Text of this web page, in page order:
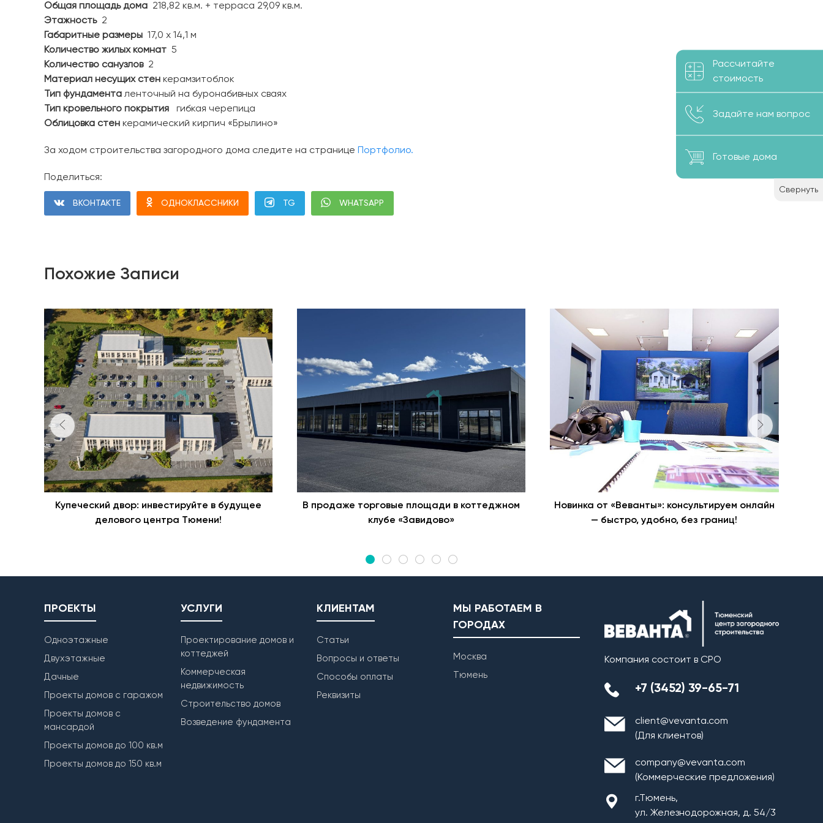
Общая площадь дома 218,82 кв.м. + терраса 29,09 кв.м.
Этажность2
Габаритные размеры 17,0 х 14,1 м
Количество жилых комнат 5
Количество санузлов2
Материал несущих стен керамзитоблок
Тип фундамента ленточный на буронабивных сваях
Тип кровельного покрытия гибкая черепица
Облицовка стен керамический кирпич «Брылино»
За ходом строительства загородного дома следите на странице Портфолио.
Поделиться:
ВКОНТАКТЕ ОДНОКЛАССНИКИ TG WHATSAPP
Похожие Записи
Купеческий двор: инвестируйте в будущее
делового центра Тюмени!
В продаже торговые площади в коттеджном
клубе «Завидово»
Новинка от «Веванты»: консультируем онлайн
— быстро, удобно, без границ!
ПРОЕКТЫ
Одноэтажные
Двухэтажные
Дачные
Проекты домов с гаражом
Проекты домов с
мансардой
Проекты домов до 100 кв.м
Проекты домов до 150 кв.м
УСЛУГИ
Проектирование домов и
коттеджей
Коммерческая
недвижимость
Строительство домов
Возведение фундамента
КЛИЕНТАМ
Статьи
Вопросы и ответы
Способы оплаты
Реквизиты
МЫ РАБОТАЕМ В
ГОРОДАХ
Москва
Тюмень
Компания состоит в СРО
+7 (3452) 39-65-71
client@vevanta.com
(Для клиентов)
company@vevanta.com
(Коммерческие предложения)
г.Тюмень,
ул. Железнодорожная, д. 54/3
Рассчитайте
стоимость
Задайте нам вопрос
Готовые дома
Свернуть